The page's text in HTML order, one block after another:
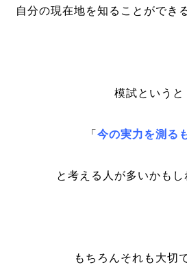
自分の現在地を知ることができ
模試というと
「 今の実力を測る
と考える人が多いかもし
もちろんそれも大切